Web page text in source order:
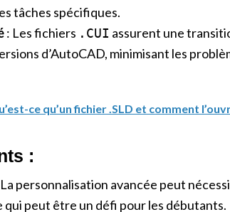
tâches spécifiques.
: Les fichiers .CUI assurent une
d’AutoCAD, minimisant les
ce qu’un fichier .SLD et comment
:
personnalisation avancée peut
qui peut être un défi pour les débutants.